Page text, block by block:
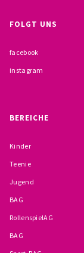
FOLGT UNS
facebook
instagram
BEREICHE
Kinder
Teenie
Jugend
BAG
RollenspielAG
BAG